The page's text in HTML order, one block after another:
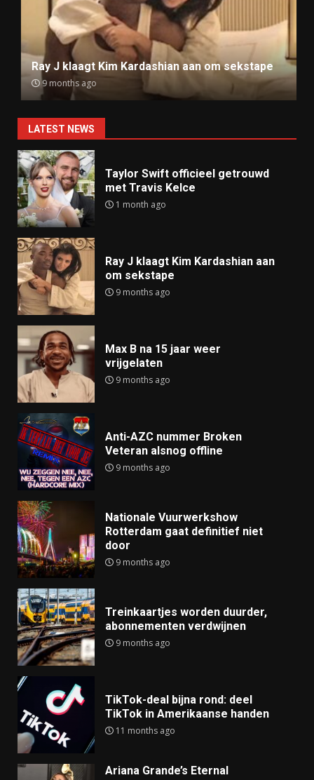
Ray J klaagt Kim Kardashian aan om sekstape
9 months ago
LATEST NEWS
Taylor Swift officieel getrouwd
met Travis Kelce
1 month ago
Ray J klaagt Kim Kardashian aan
om sekstape
9 months ago
Max B na 15 jaar weer
vrijgelaten
9 months ago
Anti-AZC nummer Broken
Veteran alsnog offline
9 months ago
Nationale Vuurwerkshow
Rotterdam gaat definitief niet
door
9 months ago
Treinkaartjes worden duurder,
abonnementen verdwijnen
9 months ago
TikTok-deal bijna rond: deel
TikTok in Amerikaanse handen
11 months ago
Ariana Grande’s Eternal